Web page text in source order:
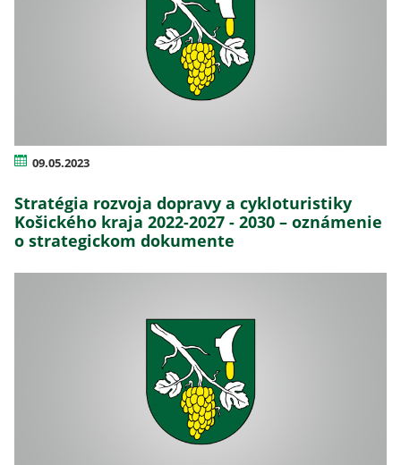
09.05.2023
Stratégia rozvoja dopravy a cykloturistiky
Košického kraja 2022-2027 - 2030 – oznámenie
o strategickom dokumente